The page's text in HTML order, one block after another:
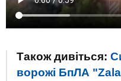
Також дивіться:
ворожі БпЛА